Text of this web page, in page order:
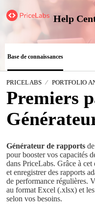
Help
Base de connaissances
PRICELABS PORTFOLIO
Premiers
Générateur de rapportsde
pour booster vos capacités
dans PriceLabs. Grâce à
et enregistrer des rapports
de performance régulières.
au format Excel (.xlsx) et
selon vos besoins.